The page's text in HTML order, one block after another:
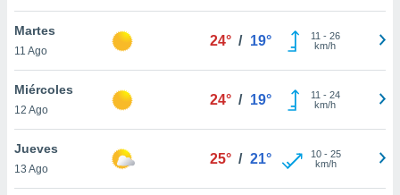
cookies
aceptar
Martes
11 Ago
24° / 19° 11 - 26
km/h
Miércoles
12 Ago
24° / 19° 11 - 24
km/h
Jueves
13 Ago
25° / 21° 10- 25
km/h